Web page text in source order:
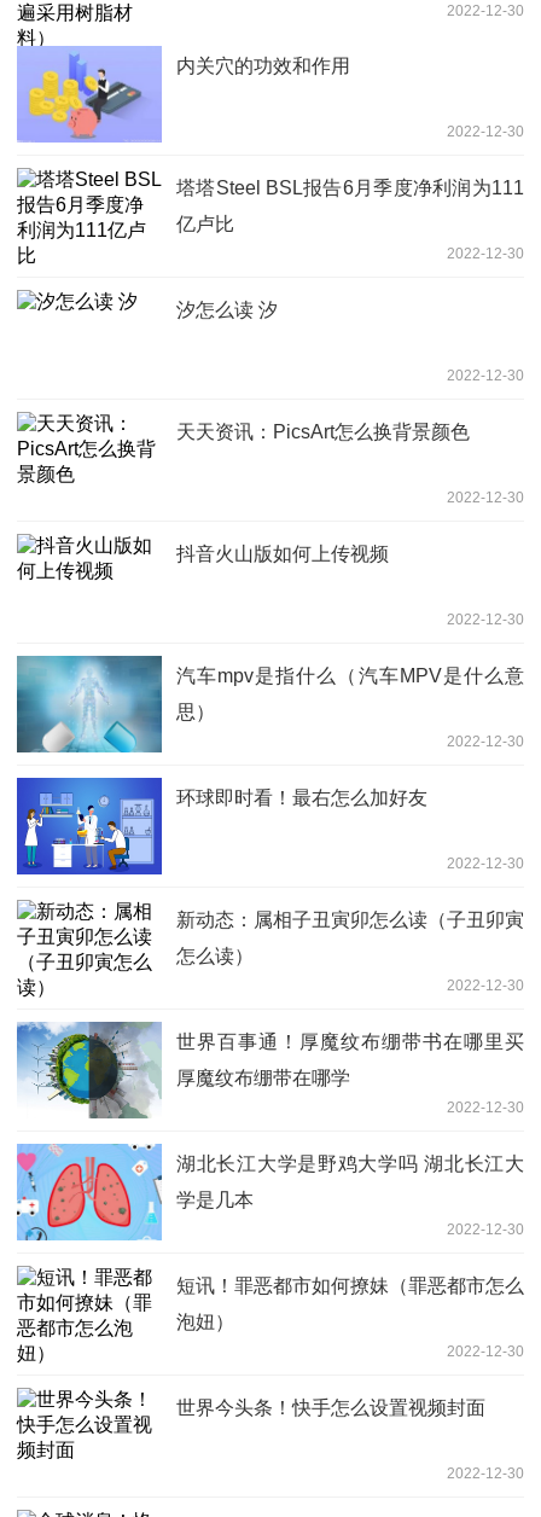
2022-12-30
内关穴的功效和作用
2022-12-30
塔塔Steel BSL报告6月季度净利润为111
亿卢比
2022-12-30
汐怎么读 汐
2022-12-30
天天资讯：PicsArt怎么换背景颜色
2022-12-30
抖音火山版如何上传视频
2022-12-30
汽车mpv是指什么（汽车MPV是什么意
思）
2022-12-30
环球即时看！最右怎么加好友
2022-12-30
新动态：属相子丑寅卯怎么读（子丑卯寅
怎么读）
2022-12-30
世界百事通！厚魔纹布绷带书在哪里买
厚魔纹布绷带在哪学
2022-12-30
湖北长江大学是野鸡大学吗 湖北长江大
学是几本
2022-12-30
短讯！罪恶都市如何撩妹（罪恶都市怎么
泡妞）
2022-12-30
世界今头条！快手怎么设置视频封面
2022-12-30